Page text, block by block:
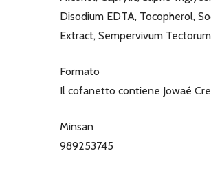
Disodium EDTA, Tocopherol,
Extract, Sempervivum
Formato
Il cofanetto contiene Jowaé
Minsan
989253745